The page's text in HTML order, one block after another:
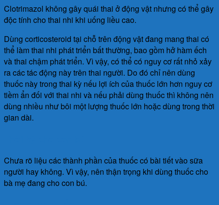
Clotrimazol không gây quái thai ở động vật nhưng có thể gây
độc tính cho thai nhi khi uống liều cao.
Dùng corticosteroid tại chỗ trên động vật đang mang thai có
thể làm thai nhi phát triển bất thường, bao gồm hở hàm ếch
và thai chậm phát triển. Vì vậy, có thể có nguy cơ rất nhỏ xảy
ra các tác động này trên thai người. Do đó chỉ nên dùng
thuốc này trong thai kỳ nếu lợi ích của thuốc lớn hơn nguy cơ
tiềm ẩn đối với thai nhi và nếu phải dùng thuốc thì không nên
dùng nhiều như bôi một lượng thuốc lớn hoặc dùng trong thời
gian dài.
Chưa rõ liệu các thành phần của thuốc có bài tiết vào sữa
người hay không. Vì vậy, nên thận trọng khi dùng thuốc cho
bà mẹ đang cho con bú.